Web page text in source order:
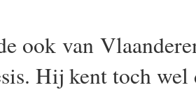
ook van
Hij kent toch wel